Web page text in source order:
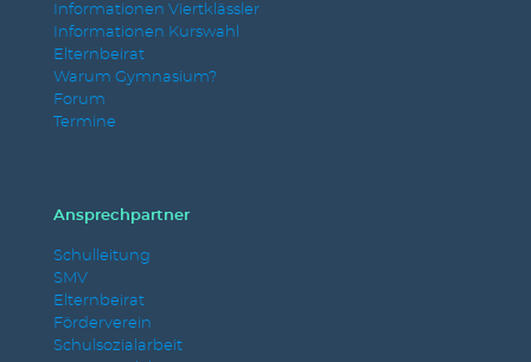
Informationen Viertklässler
Informationen Kurswahl
Elternbeirat
Warum Gymnasium?
Forum
Termine
Ansprechpartner
Schulleitung
SMV
Elternbeirat
Förderverein
Schulsozialarbeit